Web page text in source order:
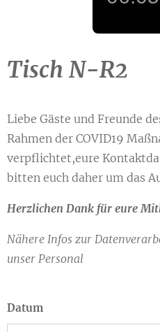
Tisch N-R2
Liebe Gäste und Freunde
Rahmen der COVID19
verpflichtet,eure
bitten euch daher um das
Herzlichen Dank für eure
Nähere Infos zur
unser Personal
Datum